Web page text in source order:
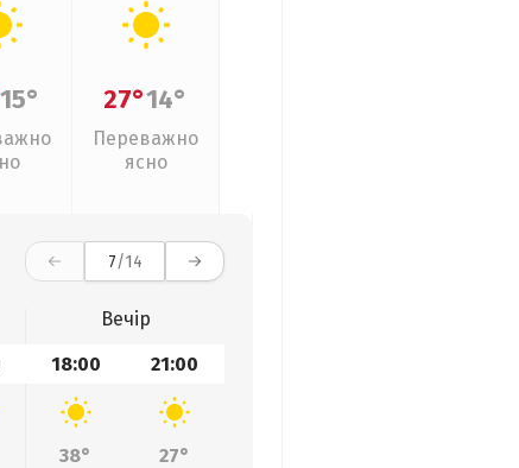
15° 27°14°
Переважно
ясно
7/14
Вечір
18:00 21:00
38°
27°